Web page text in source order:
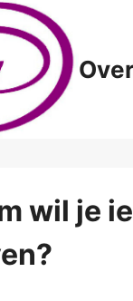
wil je